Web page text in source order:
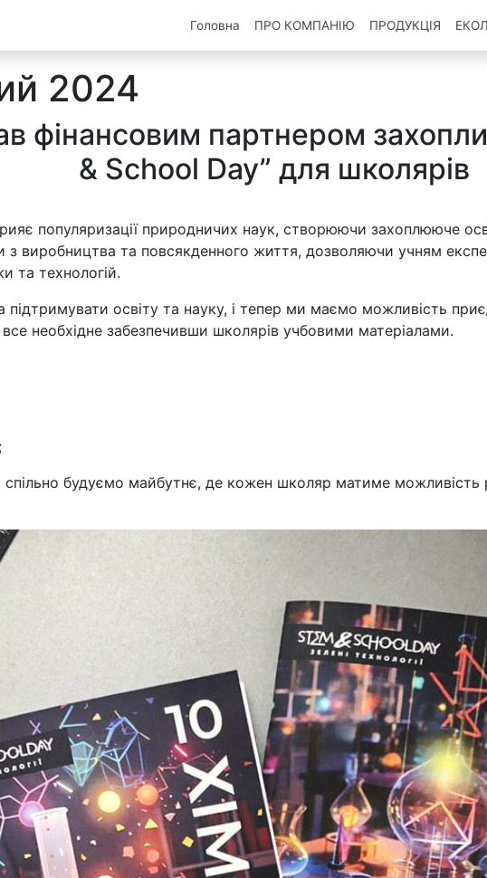
Головна ПРО КОМПАНIЮ ПРОДУКЦІЯ
2024
фінансовим партнером
& School Day” для школярів
популяризації природничих наук, створюючи захоплююче
з виробництва та повсякденного життя, дозволяючи учням
та технологій.
підтримувати освіту та науку, і тепер ми маємо можливість
все необхідне забезпечивши школярів учбовими матеріалами.
будуємо майбутнє, де кожен школяр матиме можливість